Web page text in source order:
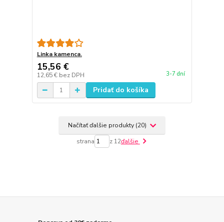
Linka kamenca.
15,56 €
12,65 € bez DPH 3-7 dní
Pridať do košíka
Načítať ďalšie produkty (20)
strana z 12ďalšie